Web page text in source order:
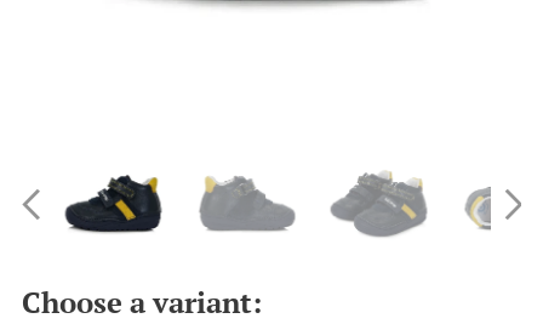
Choose a variant: